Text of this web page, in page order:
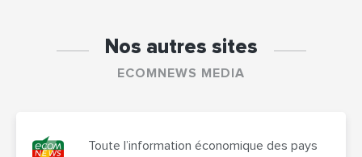
Nos autres sites
ECOMNEWS MEDIA
Toute l’information économique des pays